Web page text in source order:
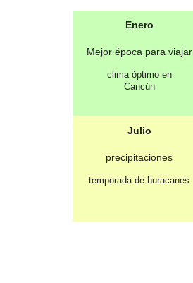
Enero
Mejor época para viajar
clima óptimo en
Cancún
Julio
precipitaciones
temporada de huracanes